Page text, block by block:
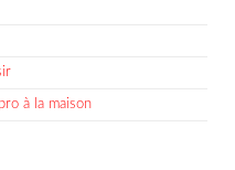
à la maison